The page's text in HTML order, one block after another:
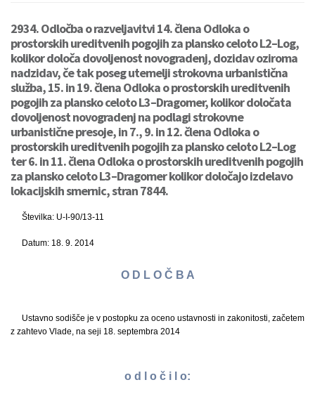
2934. Odločba o razveljavitvi 14. člena Odloka o
prostorskih ureditvenih pogojih za plansko celoto L2–Log,
kolikor določa dovoljenost novogradenj, dozidav oziroma
nadzidav, če tak poseg utemelji strokovna urbanistična
služba, 15. in 19. člena Odloka o prostorskih ureditvenih
pogojih za plansko celoto L3–Dragomer, kolikor določata
dovoljenost novogradenj na podlagi strokovne
urbanistične presoje, in 7., 9. in 12. člena Odloka o
prostorskih ureditvenih pogojih za plansko celoto L2–Log
ter 6. in 11. člena Odloka o prostorskih ureditvenih pogojih
za plansko celoto L3–Dragomer kolikor določajo izdelavo
lokacijskih smernic, stran 7844.
Številka: U-I-90/13-11
Datum: 18. 9. 2014
O D L O Č B A
Ustavno sodišče je v postopku za oceno ustavnosti in zakonitosti, začetem
z zahtevo Vlade, na seji 18. septembra 2014
o d l o č i l o: